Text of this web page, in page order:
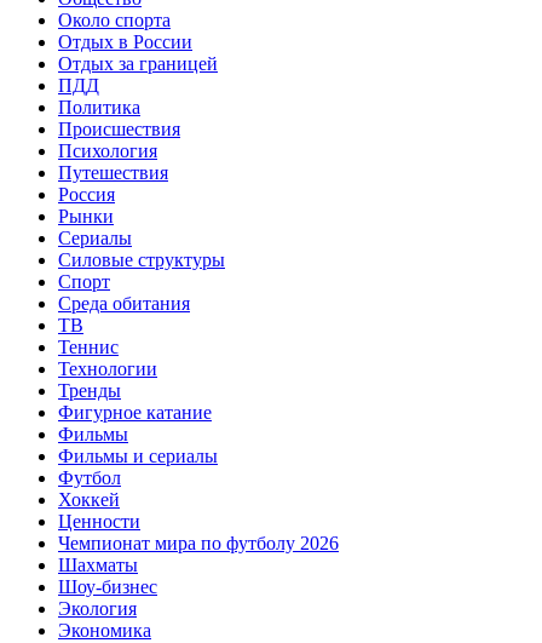
Около спорта
Отдых в России
Отдых за границей
ПДД
Политика
Происшествия
Психология
Путешествия
Россия
Рынки
Сериалы
Силовые структуры
Спорт
Среда обитания
ТВ
Теннис
Технологии
Тренды
Фигурное катание
Фильмы
Фильмы и сериалы
Футбол
Хоккей
Ценности
Чемпионат мира по футболу 2026
Шахматы
Шоу-бизнес
Экология
Экономика